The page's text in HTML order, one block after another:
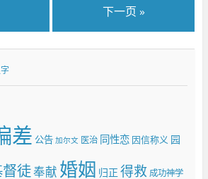
下一页 »
差 公告 加尔文 医治 同性恋 因信称义 园
徒奉献 婚姻 归正 得救 成功神学